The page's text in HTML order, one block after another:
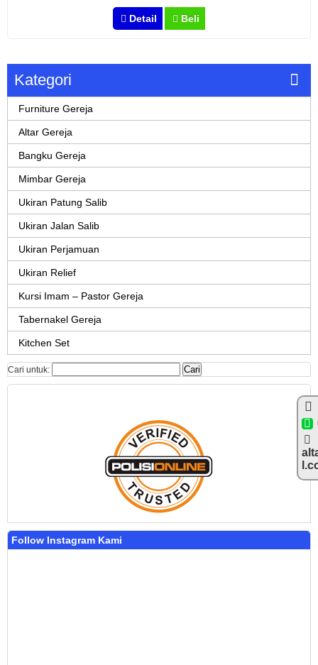
Detail Beli
Kategori
Furniture Gereja
Altar Gereja
Bangku Gereja
Mimbar Gereja
Ukiran Patung Salib
Ukiran Jalan Salib
Ukiran Perjamuan
Ukiran Relief
Kursi Imam – Pastor Gereja
Tabernakel Gereja
Kitchen Set
Cari untuk:
Follow Instagram Kami